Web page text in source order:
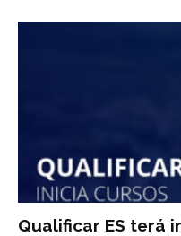
Qualificar ES terá